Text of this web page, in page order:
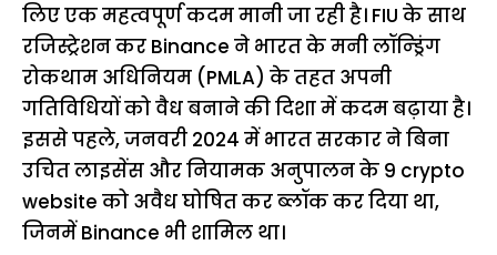
लिए एक महत्वपूर्ण कदम मानी जा रही है। FIU के साथ
रजिस्ट्रेशन कर Binance ने भारत के मनी लॉन्ड्रिंग
रोकथाम अधिनियम (PMLA) के तहत अपनी
गतिविधियों को वैध बनाने की दिशा में कदम बढ़ाया है।
इससे पहले, जनवरी 2024 में भारत सरकार ने बिना
उचित लाइसेंस और नियामक अनुपालन के 9 crypto
website को अवैध घोषित कर ब्लॉक कर दिया था,
जिनमें Binance भी शामिल था।